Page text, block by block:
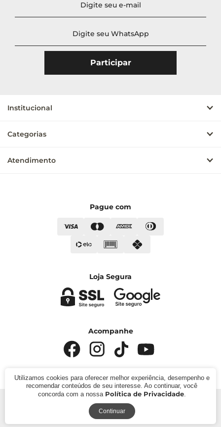
Institucional
Categorias
Atendimento
Pague com
Loja Segura
Acompanhe
direitos reservados.
Utilizamos cookies para oferecer melhor experiência, desempenho e
recomendar conteúdos de seu interesse. Ao continuar, você
concorda com a nossa Política de Privacidade.
Continuar